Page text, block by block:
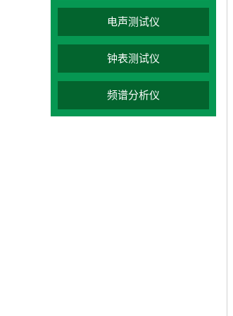
电声测试仪
钟表测试仪
频谱分析仪